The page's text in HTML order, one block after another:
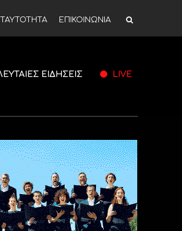
ΤΑΥΤΟΤΗΤΑ ΕΠΙΚΟΙΝΩΝΙΑ
ΕΙΔΗΣΕΙΣ LIVE